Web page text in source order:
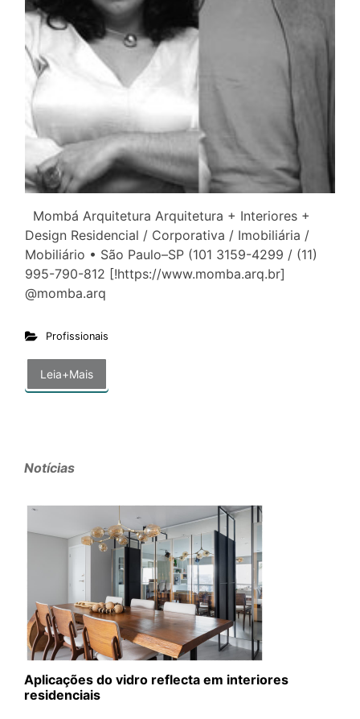
Mombá Arquitetura Arquitetura + Interiores +
Design Residencial / Corporativa / Imobiliária /
Mobiliário • São Paulo–SP (101 3159-4299 / (11)
995-790-812 [!https://www.momba.arq.br]
@momba.arq
Profissionais
Leia+Mais
Notícias
Aplicações do vidro reflecta em interiores
residenciais